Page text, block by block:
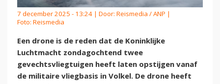
7 december 2025 - 13:24 | Door: Reismedia / ANP |
Foto: Reismedia
Een drone is de reden dat de Koninklijke
Luchtmacht zondagochtend twee
gevechtsvliegtuigen heeft laten opstijgen vanaf
de militaire vliegbasis in Volkel. De drone heeft